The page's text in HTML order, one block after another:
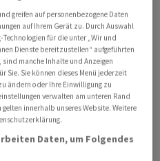
im vergangenen Jahr
von Starunternehmer
Wertes eingebüsst,
bei gut 123 Dollar. Im
mehr als verdoppelt
in New York vor
Experte Mark Delaney
greifen auf personenbezogene Daten
auf Ihrem Gerät zu. Durch Auswahl
für die unter „Wir und
Dienste bereitzustellen“ aufgeführten
manche Inhalte und Anzeigen
Sie. Sie können dieses Menü jederzeit
ändern oder Ihre Einwilligung zu
verwalten am unteren Rand
innerhalb unseres Website. Weitere
Daten, um Folgendes